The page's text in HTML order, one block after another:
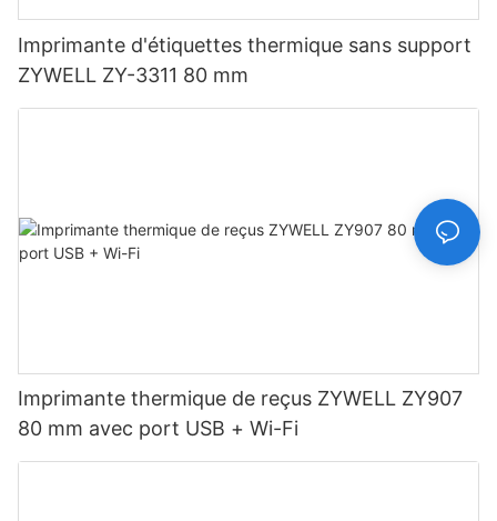
Imprimante d'étiquettes thermique sans support
ZYWELL ZY-3311 80 mm
Imprimante thermique de reçus ZYWELL ZY907
80 mm avec port USB + Wi-Fi